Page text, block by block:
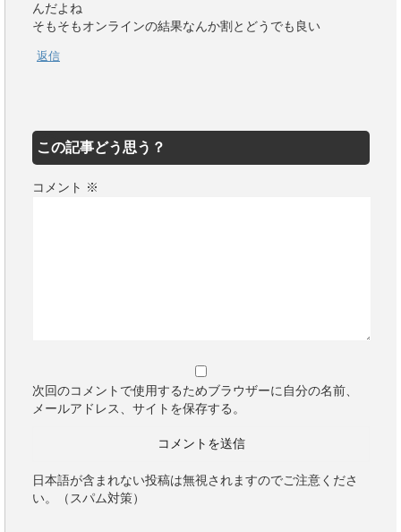
んだよね
そもそもオンラインの結果なんか割とどうでも良い
返信
この記事どう思う？
コメント ※
次回のコメントで使用するためブラウザーに自分の名前、
メールアドレス、サイトを保存する。
日本語が含まれない投稿は無視されますのでご注意くださ
い。（スパム対策）